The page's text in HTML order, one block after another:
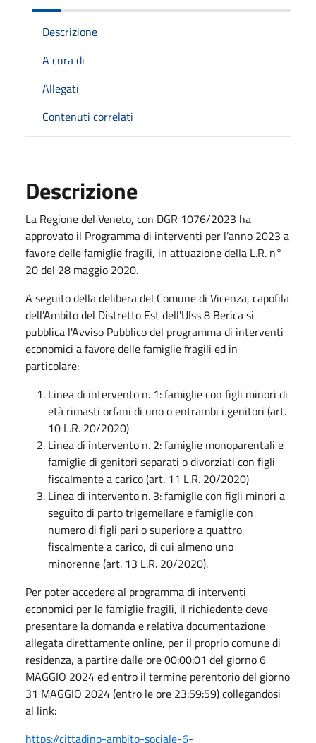
Descrizione
A cura di
Allegati
Contenuti correlati
Descrizione
La Regione del Veneto, con DGR 1076/2023 ha
approvato il Programma di interventi per l’anno 2023 a
favore delle famiglie fragili, in attuazione della L.R. n°
20 del 28 maggio 2020.
A seguito della delibera del Comune di Vicenza, capofila
dell'Ambito del Distretto Est dell'Ulss 8 Berica si
pubblica l'Avviso Pubblico del programma di interventi
economici a favore delle famiglie fragili ed in
particolare:
Linea di intervento n. 1: famiglie con figli minori di
età rimasti orfani di uno o entrambi i genitori (art.
10 L.R. 20/2020)
Linea di intervento n. 2: famiglie monoparentali e
famiglie di genitori separati o divorziati con figli
fiscalmente a carico (art. 11 L.R. 20/2020)
Linea di intervento n. 3: famiglie con figli minori a
seguito di parto trigemellare e famiglie con
numero di figli pari o superiore a quattro,
fiscalmente a carico, di cui almeno uno
minorenne (art. 13 L.R. 20/2020).
Per poter accedere al programma di interventi
economici per le famiglie fragili, il richiedente deve
presentare la domanda e relativa documentazione
allegata direttamente online, per il proprio comune di
residenza, a partire dalle ore 00:00:01 del giorno 6
MAGGIO 2024 ed entro il termine perentorio del giorno
31 MAGGIO 2024 (entro le ore 23:59:59) collegandosi
al link:
https://cittadino-ambito-sociale-6-